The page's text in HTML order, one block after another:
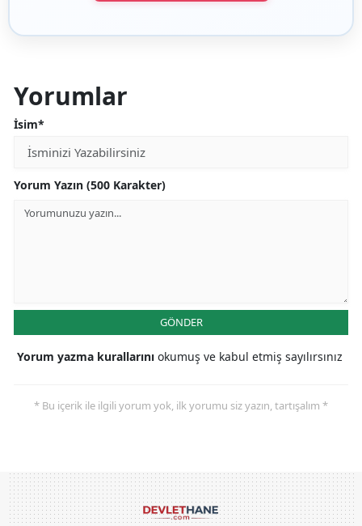
Yorumlar
İsim*
Yorum Yazın (500 Karakter)
GÖNDER
Yorum yazma kurallarını okumuş ve kabul etmiş sayılırsınız
* Bu içerik ile ilgili yorum yok, ilk yorumu siz yazın, tartışalım *